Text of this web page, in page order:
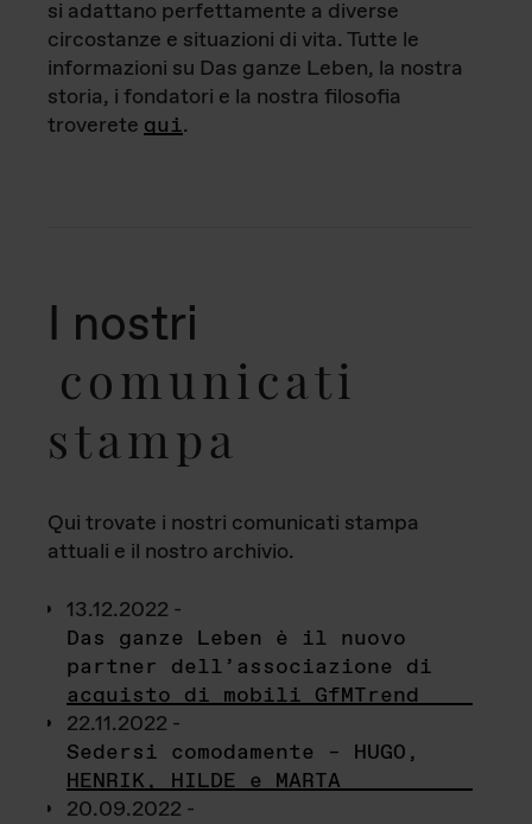
si adattano perfettamente a diverse
circostanze e situazioni di vita. Tutte le
informazioni su Das ganze Leben, la nostra
storia, i fondatori e la nostra filosofia
troverete qui.
I nostri
comunicati
stampa
Qui trovate i nostri comunicati stampa
attuali e il nostro archivio.
13.12.2022 -
Das ganze Leben è il nuovo
partner dell’associazione di
acquisto di mobili GfMTrend
22.11.2022 -
Sedersi comodamente – HUGO,
HENRIK, HILDE e MARTA
20.09.2022 -